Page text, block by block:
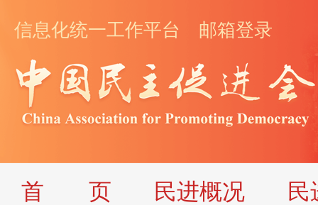
信息化统一工作平台 邮箱登录
首 页 民进概况
民